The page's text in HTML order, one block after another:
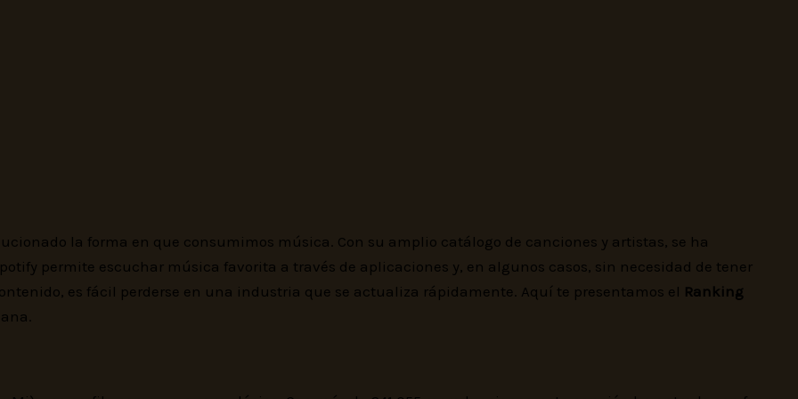
la forma en que consumimos música. Con su amplio catálogo de canciones y artistas, se ha
permite escuchar música favorita a través de aplicaciones y, en algunos casos, sin necesidad de tener
es fácil perderse en una industria que se actualiza rápidamente. Aquí te presentamos el Ranking